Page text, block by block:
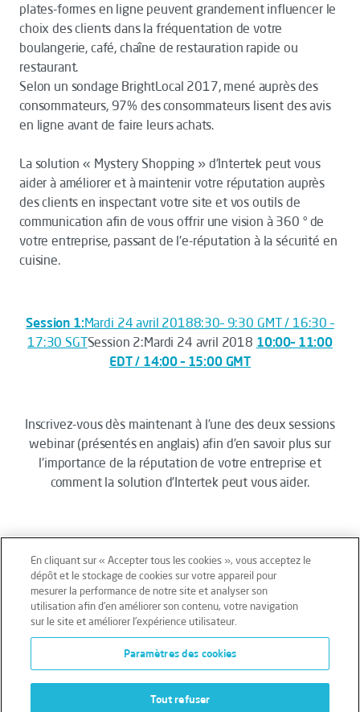
plates-formes en ligne peuvent grandement influencer le
choix des clients dans la fréquentation de votre
boulangerie, café, chaîne de restauration rapide ou
restaurant.
Selon un sondage BrightLocal 2017, mené auprès des
consommateurs, 97% des consommateurs lisent des avis
en ligne avant de faire leurs achats.
La solution « Mystery Shopping » d'Intertek peut vous
aider à améliorer et à maintenir votre réputation auprès
des clients en inspectant votre site et vos outils de
communication afin de vous offrir une vision à 360 ° de
votre entreprise, passant de l'e-réputation à la sécurité en
cuisine.
Session 1:Mardi 24 avril 20188:30– 9:30 GMT / 16:30 –
17:30 SGTSession 2:Mardi 24 avril 2018 10:00– 11:00
EDT / 14:00 – 15:00 GMT
Inscrivez-vous dès maintenant à l'une des deux sessions
webinar (présentés en anglais) afin d'en savoir plus sur
l'importance de la réputation de votre entreprise et
comment la solution d'Intertek peut vous aider.
Mentions légales
Conditions générales
Données personnelles
Données personnelles – Volontaires
Cookies
En cliquant sur « Accepter tous les cookies », vous acceptez le
dépôt et le stockage de cookies sur votre appareil pour
mesurer la performance de notre site et analyser son
utilisation afin d’en améliorer son contenu, votre navigation
sur le site et améliorer l’expérience utilisateur.
Paramètres des cookies
Tout refuser